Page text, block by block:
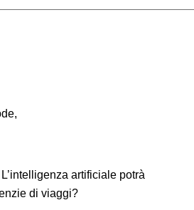
artificiale potrà
di viaggi?